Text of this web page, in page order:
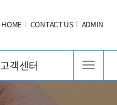
HOME CONTACT US ADMIN
고객센터